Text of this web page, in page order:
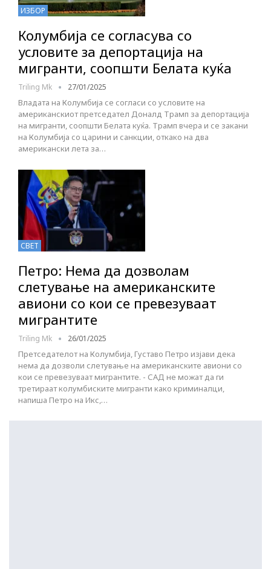
ИЗБОР
Колумбија се согласува со
условите за депортација на
мигранти, соопшти Белата куќа
Triling Mk 27/01/2025
Владата на Колумбија се согласи со условите на
американскиот претседател Доналд Трамп за депортација
на мигранти, соопшти Белата куќа. Трамп вчера и се закани
на Колумбија со царини и санкции, откако на два
американски лета за…
СВЕТ
Петро: Нема да дозволам
слетување на американските
авиони со кои се превезуваат
мигрантите
Triling Mk 26/01/2025
Претседателот на Колумбија, Густаво Петро изјави дека
нема да дозволи слетување на американските авиони со
кои се превезуваат мигрантите. - САД не можат да ги
третираат колумбиските мигранти како криминалци,
напиша Петро на Икс,…